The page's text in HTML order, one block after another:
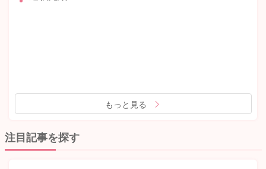
もっと見る
注目記事を探す